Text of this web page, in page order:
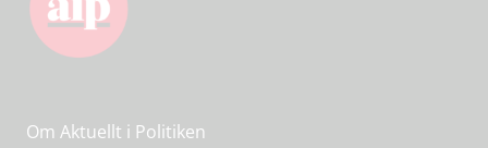
Om Aktuellt i Politiken